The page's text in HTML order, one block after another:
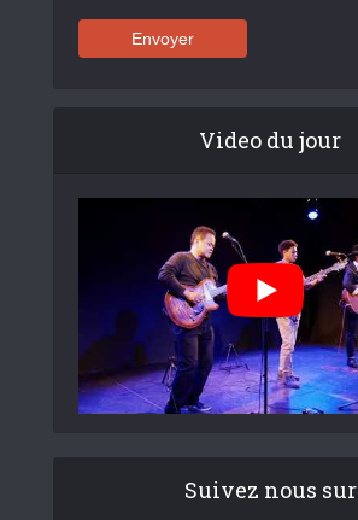
Video du jour
Suivez nous sur